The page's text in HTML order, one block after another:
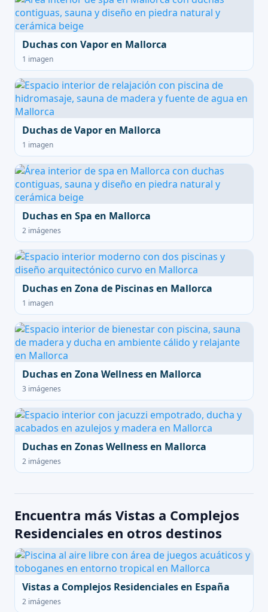
Duchas con Vapor en Mallorca
1 imagen
Duchas de Vapor en Mallorca
1 imagen
Duchas en Spa en Mallorca
2 imágenes
Duchas en Zona de Piscinas en Mallorca
1 imagen
Duchas en Zona Wellness en Mallorca
3 imágenes
Duchas en Zonas Wellness en Mallorca
2 imágenes
Encuentra más Vistas a Complejos
Residenciales en otros destinos
Vistas a Complejos Residenciales en España
2 imágenes